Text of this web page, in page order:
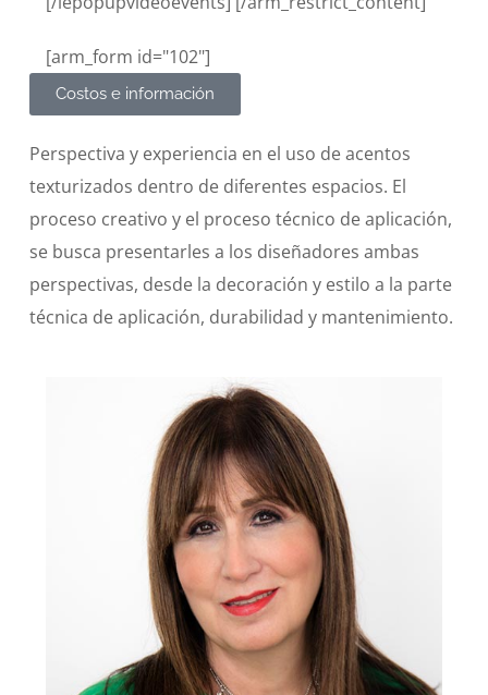
[arm_form id="102"]
Costos e información
Perspectiva y experiencia en el uso de acentos
texturizados dentro de diferentes espacios. El
proceso creativo y el proceso técnico de aplicación,
se busca presentarles a los diseñadores ambas
perspectivas, desde la decoración y estilo a la parte
técnica de aplicación, durabilidad y mantenimiento.